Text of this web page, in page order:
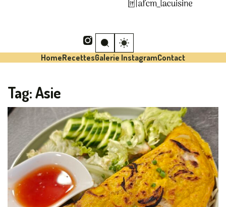
HomeRecettesGalerie InstagramContact
Tag:Asie